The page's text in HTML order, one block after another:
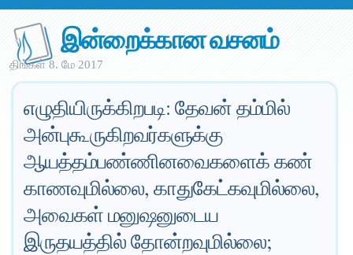
இன்றைக்கான வசனம்
திங்கள் 8. மே 2017
எழுதியிருக்கிறபடி: தேவன் தம்மில்
அன்புகூருகிறவர்களுக்கு
ஆயத்தம்பண்ணினவைகளைக் கண்
காணவுமில்லை, காதுகேட்கவுமில்லை,
அவைகள் மனுஷனுடைய
இருதயத்தில் தோன்றவுமில்லை;